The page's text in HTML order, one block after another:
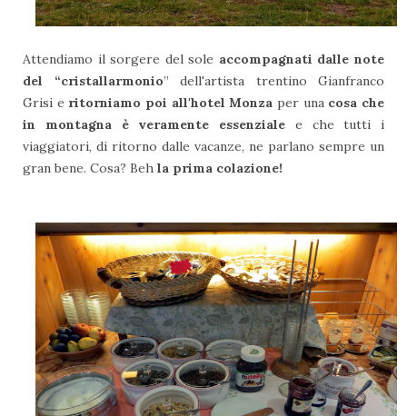
Attendiamo il sorgere del sole accompagnati dalle note
del “cristallarmonio” dell'artista trentino Gianfranco
Grisi e ritorniamo poi all'hotel Monza per una cosa che
in montagna è veramente essenziale e che tutti i
viaggiatori, di ritorno dalle vacanze, ne parlano sempre un
gran bene. Cosa? Beh la prima colazione!